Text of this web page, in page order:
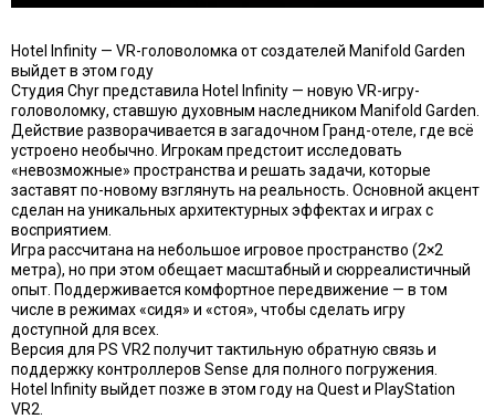
Hotel Infinity — VR-головоломка от создателей Manifold Garden
выйдет в этом году
Студия Chyr представила Hotel Infinity — новую VR-игру-
головоломку, ставшую духовным наследником Manifold Garden.
Действие разворачивается в загадочном Гранд-отеле, где всё
устроено необычно. Игрокам предстоит исследовать
«невозможные» пространства и решать задачи, которые
заставят по-новому взглянуть на реальность. Основной акцент
сделан на уникальных архитектурных эффектах и играх с
восприятием.
Игра рассчитана на небольшое игровое пространство (2×2
метра), но при этом обещает масштабный и сюрреалистичный
опыт. Поддерживается комфортное передвижение — в том
числе в режимах «сидя» и «стоя», чтобы сделать игру
доступной для всех.
Версия для PS VR2 получит тактильную обратную связь и
поддержку контроллеров Sense для полного погружения.
Hotel Infinity выйдет позже в этом году на Quest и PlayStation
VR2.